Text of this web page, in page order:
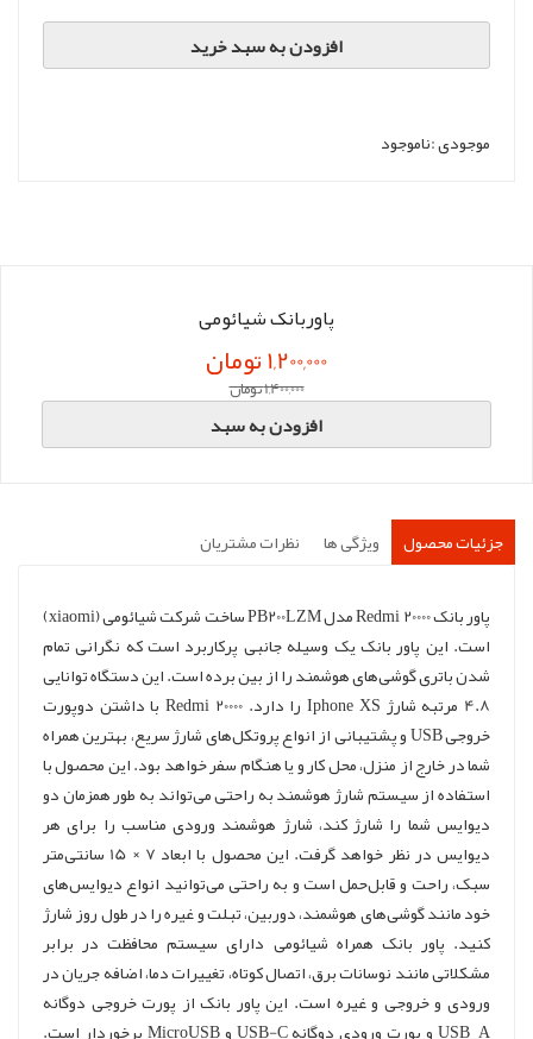
افزودن به سبد خرید
موجودی :ناموجود
پاوربانک شیائومی
1,200,000 تومان
1,400,000 تومان
افزودن به سبد
جزئیات محصول ویژگی ها نظرات مشتریان
پاور بانک 20000 Redmi مدل PB200LZM ساخت شرکت شیائومی (xiaomi)
است. این پاور بانک یک وسیله جانبی پرکاربرد است که نگرانی تمام
شدن باتری گوشی‌های هوشمند را از بین برده است. این دستگاه توانایی
4.8 مرتبه شارژ Iphone XS را دارد. Redmi 20000 با داشتن دوپورت
خروجی USB و پشتیبانی از انواع پروتکل‌های شارژ سریع، بهترین همراه
شما در خارج از منزل، محل کار و یا هنگام سفر خواهد بود. این محصول با
استفاده از سیستم شارژ هوشمند به راحتی می‌تواند به طور همزمان دو
دیوایس شما را شارژ کند، شارژ هوشمند ورودی مناسب را برای هر
دیوایس در نظر خواهد گرفت. این محصول با ابعاد 7 × 15 سانتی‌متر
سبک، راحت و قابل‌حمل است و به راحتی می‌توانید انواع دیوایس‌های
خود مانند گوشی‌های هوشمند، دوربین، تبلت و غیره را در طول روز شارژ
کنید. پاور بانک همراه شیائومی دارای سیستم محافظت در برابر
مشکلاتی مانند نوسانات برق، اتصال کوتاه، تغییرات دما، اضافه جریان در
ورودی و خروجی و غیره است. این پاور بانک از پورت خروجی دوگانه
USB_A و پورت ورودی دوگانه USB-C و MicroUSB برخوردار است.